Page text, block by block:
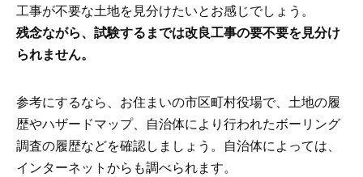
工事が不要な土地を見分けたいとお感じでしょう。
残念ながら、試験するまでは改良工事の要不要を見分け
られません。
参考にするなら、お住まいの市区町村役場で、土地の履
歴やハザードマップ、自治体により行われたボーリング
調査の履歴などを確認しましょう。自治体によっては、
インターネットからも調べられます。